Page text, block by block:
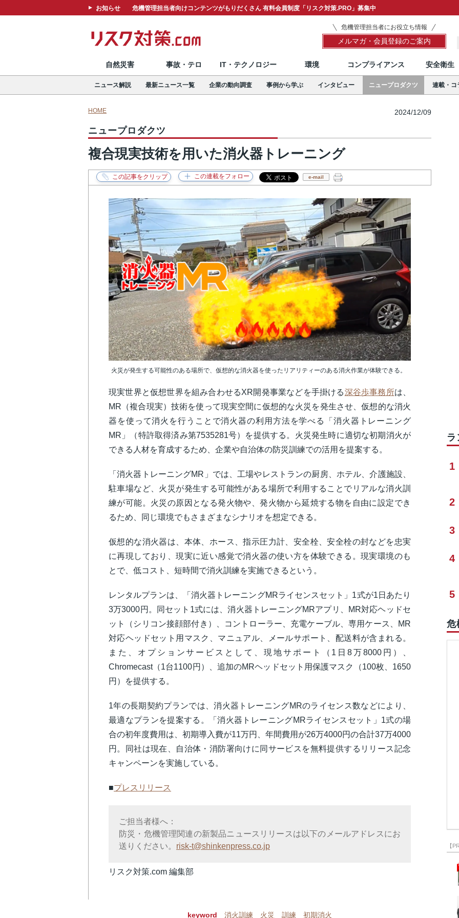
お知らせ 危機管理担当者向けコンテンツがもりだくさん 有料会員制度「リスク対策.PRO」募集中
危機管理担当者にお役立ち情報
メルマガ・会員登録のご案内
自然災害 事故・テロ IT・テクノロジー 環境 コンプライアンス 安全衛生
ニュース解説 最新ニュース一覧 企業の動向調査 事例から学ぶ インタビュー ニュープロダクツ 連載・コ
HOME 2024/12/09
ニュープロダクツ
複合現実技術を用いた消火器トレーニング
e-mail
火災が発生する可能性のある場所で、仮想的な消火器を使ったリアリティーのある消火作業が体験できる。
現実世界と仮想世界を組み合わせるXR開発事業などを手掛ける深谷歩事務所は、
MR（複合現実）技術を使って現実空間に仮想的な火災を発生させ、仮想的な消火
器を使って消火を行うことで消火器の利用方法を学べる「消火器トレーニング
MR」（特許取得済み第7535281号）を提供する。火災発生時に適切な初期消火が
できる人材を育成するため、企業や自治体の防災訓練での活用を提案する。
「消火器トレーニングMR」では、工場やレストランの厨房、ホテル、介護施設、
駐車場など、火災が発生する可能性がある場所で利用することでリアルな消火訓
練が可能。火災の原因となる発火物や、発火物から延焼する物を自由に設定でき
るため、同じ環境でもさまざまなシナリオを想定できる。
仮想的な消火器は、本体、ホース、指示圧力計、安全栓、安全栓の封などを忠実
に再現しており、現実に近い感覚で消火器の使い方を体験できる。現実環境のも
とで、低コスト、短時間で消火訓練を実施できるという。
レンタルプランは、「消火器トレーニングMRライセンスセット」1式が1日あたり
3万3000円。同セット1式には、消火器トレーニングMRアプリ、MR対応ヘッドセ
ット（シリコン接顔部付き）、コントローラー、充電ケーブル、専用ケース、MR
対応ヘッドセット用マスク、マニュアル、メールサポート、配送料が含まれる。
また、オプションサービスとして、現地サポート（1日8万8000円）、
Chromecast（1台1100円）、追加のMRヘッドセット用保護マスク（100枚、1650
円）を提供する。
1年の長期契約プランでは、消火器トレーニングMRのライセンス数などにより、
最適なプランを提案する。「消火器トレーニングMRライセンスセット」1式の場
合の初年度費用は、初期導入費が11万円、年間費用が26万4000円の合計37万4000
円。同社は現在、自治体・消防署向けに同サービスを無料提供するリリース記念
キャンペーンを実施している。
■プレスリリース
ご担当者様へ：
防災・危機管理関連の新製品ニュースリリースは以下のメールアドレスにお
送りください。 risk-t@shinkenpress.co.jp
リスク対策.com 編集部
keyword 消火訓練 火災 訓練 初期消火
1
2
3
4
5
危
【